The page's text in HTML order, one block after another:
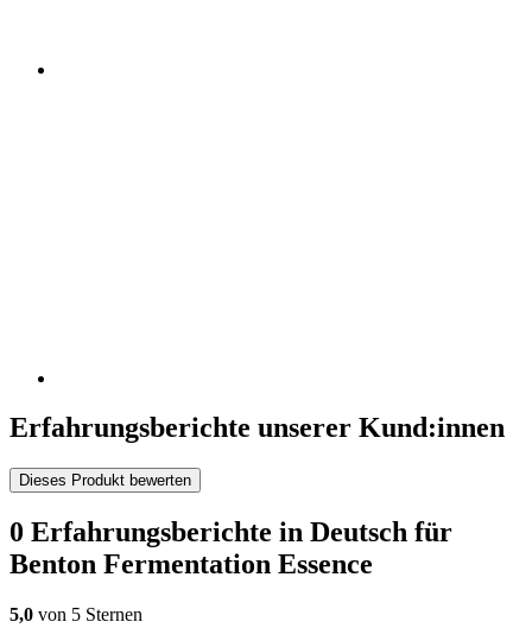
Erfahrungsberichte unserer Kund:innen
Dieses Produkt bewerten
0 Erfahrungsberichte in Deutsch für
Benton Fermentation Essence
5,0 von 5 Sternen